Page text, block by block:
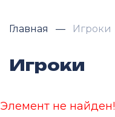
Главная Игроки
Игроки
Элемент не найден!